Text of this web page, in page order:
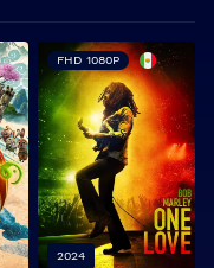
FHD 1080P
2024